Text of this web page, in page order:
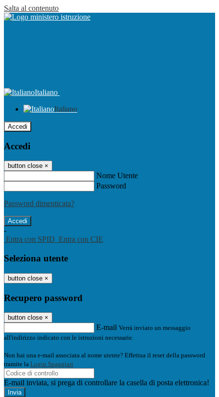
Salta al contenuto
Italiano
Italiano
Accedi
Accedi
button close ×
Nome Utente
Password
Password dimenticata?
-
Entra con SPID Entra con CIE
Seleziona utente
button close ×
Recupero password
button close ×
E-mail Verrà inviato un messaggio
all'indirizzo indicato con le istruzioni necessarie.
Non hai una e-mail associata al nome utente? Effettua il reset della password
tramite la Login Spaggiari
E-mail inviata, si prega di controllare la casella di posta elettronica!